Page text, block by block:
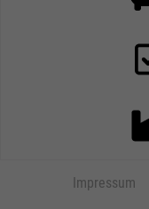
Impressum